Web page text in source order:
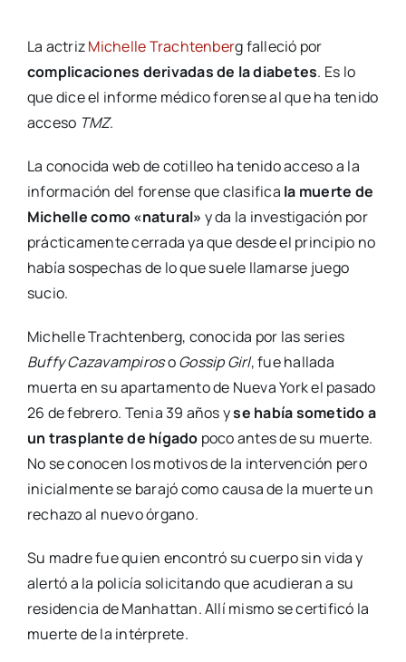
La actrizMichelle Trachtenberg falleció por
complicaciones derivadas de la diabetes. Es lo
que dice el informe médico forense al que ha tenido
acceso TMZ.
La conocida web de cotilleo ha tenido acceso a la
información del forense que clasifica la muerte de
Michelle como «natural» y da la investigación por
prácticamente cerrada ya que desde el principio no
había sospechas de lo que suele llamarse juego
sucio.
Michelle Trachtenberg, conocida por las series
Buffy CazavampirosoGossip Girl, fue hallada
muerta en su apartamento de Nueva York el pasado
26 de febrero. Tenia 39 años yse habíasometido a
un trasplante de hígado poco antes de su muerte.
No se conocen los motivos de la intervención pero
inicialmente se barajó como causa de la muerte un
rechazo al nuevo órgano.
Su madre fue quien encontró su cuerpo sin vida y
alertó a la policía solicitando que acudieran a su
residencia de Manhattan. Allí mismo se certificó la
muerte de la intérprete.